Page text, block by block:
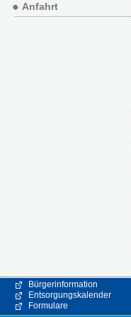
Anfahrt
Bürgerinformation
Entsorgungskalender
Formulare